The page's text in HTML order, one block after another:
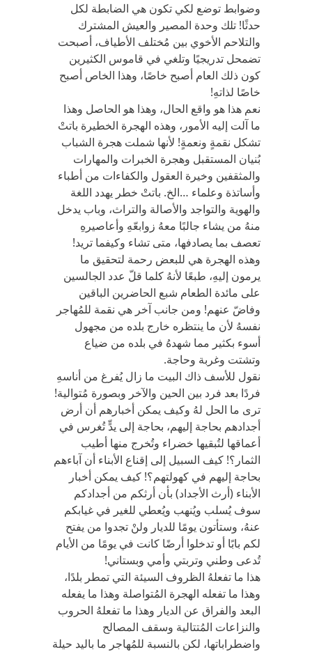
وضوابط توضع لكي تكون هي الضابطة لكل
حدثًا! تلك وحدة المصير والعيش المشترك
والتلاحم الأخوي بين مُختلف الأطياف، أصبحت
تضمحل تدريجيًا وتلغي في قاموس الكثيرين
كون ذلك العام أصبح خاصًا، وهذا الخاص أصبح
خاصًا لذاتهِ!
نعم هذا هو واقع الحال، وهذا هو الحاصل وهذا
ما آلت إليه الأمور، وهذه الهجرة الخطيرة باتتْ
تشكل نقمةٍ ونعمةٍ! لأنها شملت هجرة الشباب
بُنيان المستقبل وهجرة الخبرات والمهارات
والمثقفين وخيرة العقول والكفاءات من أطباء
وأساتذة وعلماء …الخ. باتتْ خطر يهدد اللغة
والهوية والتواجد والأصالة والتراث، وباب يدخل
منهُ من يشاء جالبًا معهُ زوابعّهِ وأعاصيرهِ
تعصف بما يصادفها، متى تشاء وكيفما تريد!
وهذه الهجرة هي للبعض رحمة لتحقيق ما
يرمون إليهِ، طبعًا لأنهُ كلما قلّ عدد الجالسين
على مائدة الطعام شبع الحاضرين الباقين
وفاضّ عنهم! ومن جانب آخر هي نقمة للمُهاجر
نفسهُ لأن ما ينتظره خارج بلده من مجهول
أسوء بكثير مما شهدهُ في بلده من ضياع
وتشتت وغربة وحاجة.
نقول للأسف ذاك البيت ما زال يُفرغ من أناسهِ
فردًا بعد فرد بين الحين والآخر وبصورة مُتوالية!
ترى ما الحل لهُ وكيف يمكن أخبارهم أن أرض
أجدادهم بحاجة إليهم، بحاجة إلى يدٍّ تُغرس في
أعماقها لتُبقيها خضراء وتُخرج منها أطيب
الثمار؟! كيف السبيل إلى إقناع الأبناء أن آباءهم
بحاجة إليهم في كهولتهم؟! كيف يمكن أخبار
الأبناء (أرث الأجداد) بأن أرثكم من أجدادكم
سوف يُسلب ويُنهب ويُعطي للغير في غيابكم
عنهُ، وستأتون يومًا للديار ولنْ تجدوا من يفتح
لكم بابًا أو تدخلوا أرضًا كانت في يومًا من الأيام
تُدعى وطني وتربتي وأمي وبستاني!
هذا ما تفعلهُ الظروف السيئة التي تمطر بلدًا،
وهذا ما تفعله الهجرة المُتواصلة وهذا ما يفعله
البعد والفراق عن الديار وهذا ما تفعلهُ الحروب
والنزاعات المُتتالية وسقف المصالح
واضطراباتها، لكن بالنسبة للمُهاجر ما باليد حيلة